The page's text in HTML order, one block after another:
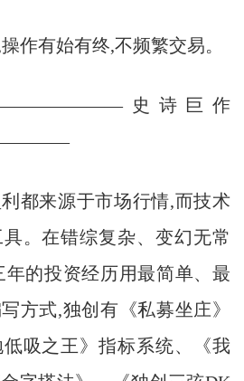
有始有终,不频繁交易。
史诗巨作
来源于市场行情,而技术
。在错综复杂、变幻无常
年的投资经历用最简单、最
方式,独创有《私募坐庄》
吸之王》指标系统、《我